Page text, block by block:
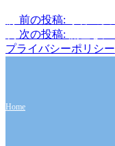
前の投稿:
次の投稿:
プライバシーポリシー
Home